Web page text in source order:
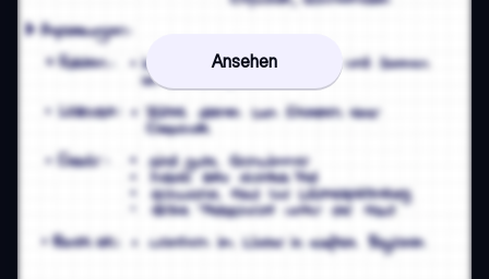
Ansehen